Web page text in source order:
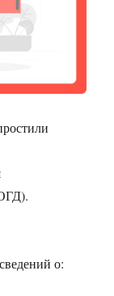
о: